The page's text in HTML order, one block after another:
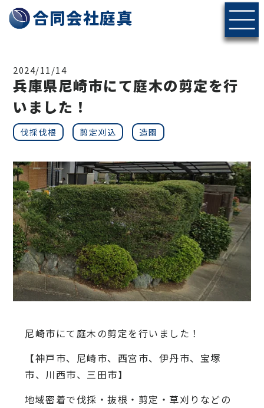
神戸・北摂エリアの伐採・剪定なら合同会社庭真へ
合同会社庭真
2024/11/14
兵庫県尼崎市にて庭木の剪定を行
いました！
伐採伐根 剪定刈込 造園
尼崎市にて庭木の剪定を行いました！
【神戸市、尼崎市、西宮市、伊丹市、宝塚
市、川西市、三田市】
地域密着で伐採・抜根・剪定・草刈りなどの